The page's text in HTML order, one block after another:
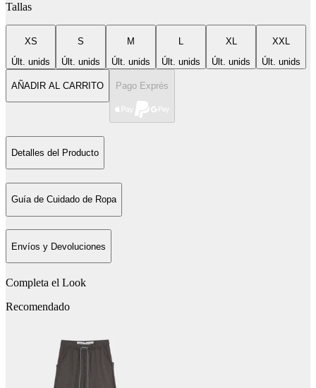
Tallas
XS
Últ. unids
S
Últ. unids
M
Últ. unids
L
Últ. unids
XL
Últ. unids
XXL
Últ. unids
AÑADIR AL CARRITO Pago Exprés
Detalles del Producto
Guía de Cuidado de Ropa
Envíos y Devoluciones
Completa el Look
Recomendado